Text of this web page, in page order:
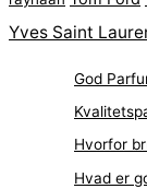
Yves Saint
God
Hvorfor
Hvad er